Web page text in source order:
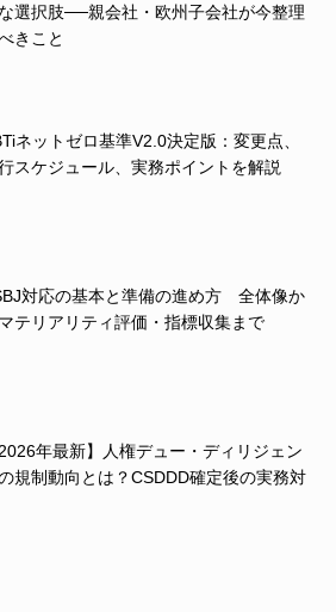
選択肢──親会社・欧州子会社が今整理
きこと
ネットゼロ基準V2.0決定版：変更点、
スケジュール、実務ポイントを解説
対応の基本と準備の進め方 全体像か
テリアリティ評価・指標収集まで
2026年最新】人権デュー・ディリジェン
規制動向とは？CSDDD確定後の実務対